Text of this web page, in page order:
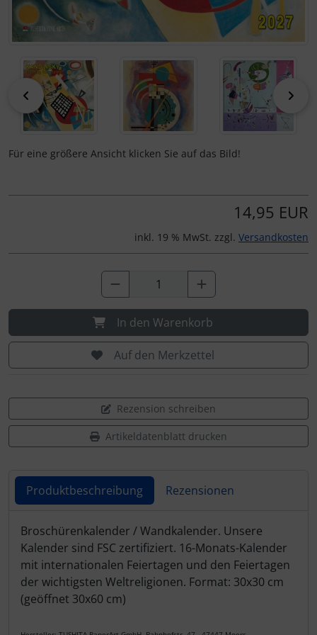
zurück
Für eine größere Ansicht klicken Sie auf das Bild!
14,95 EUR
inkl. 19 % MwSt. zzgl. Versandkosten
In den Warenkorb
Auf den Merkzettel
Rezension schreiben
Artikeldatenblatt drucken
Produktbeschreibung Rezensionen
Produktbeschreibung
Broschürenkalender / Wandkalender. Unsere
Kalender sind FSC zertifiziert. 16-Monats-Kalender
mit internationalen Feiertagen und den Feiertagen
der wichtigsten Weltreligionen. Format: 30x30 cm
(geöffnet 30x60 cm)